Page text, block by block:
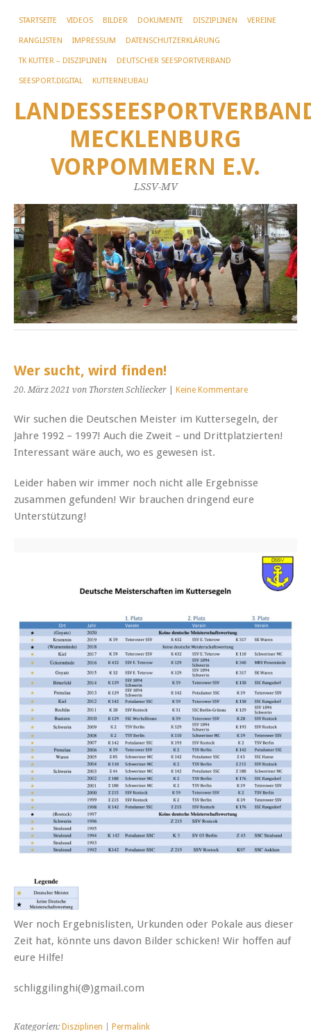
STARTSEITE VIDEOS BILDER DOKUMENTE DISZIPLINEN VEREINE
RANGLISTEN IMPRESSUM DATENSCHUTZERKLÄRUNG
TK KUTTER – DISZIPLINEN DEUTSCHER SEESPORTVERBAND
SEESPORT.DIGITAL KUTTERNEUBAU
MECKLENBURG
VORPOMMERN E.V.
LSSV-MV
Wer sucht, wird finden!
20. März 2021 von Thorsten Schliecker Keine Kommentare
Wir suchen die Deutschen Meister im Kuttersegeln, der
Jahre 1992 – 1997! Auch die Zweit – und Drittplatzierten!
Interessant wäre auch, wo es gewesen ist.
Leider haben wir immer noch nicht alle Ergebnisse
zusammen gefunden! Wir brauchen dringend eure
Unterstützung!
Wer noch Ergebnislisten, Urkunden oder Pokale aus dieser
Zeit hat, könnte uns davon Bilder schicken! Wir hoffen auf
eure Hilfe!
schliggilinghi(@)gmail.com
Kategorien: Disziplinen Permalink